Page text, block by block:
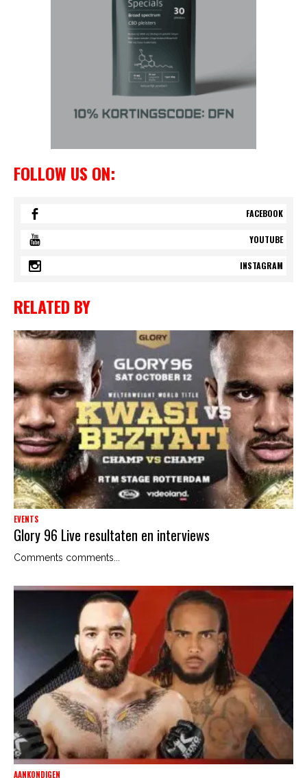
FOLLOW US ON:
FACEBOOK
YOUTUBE
INSTAGRAM
RELATED BY
EVENTS
Glory 96 Live resultaten en interviews
Comments comments...
AANKONDIGEN